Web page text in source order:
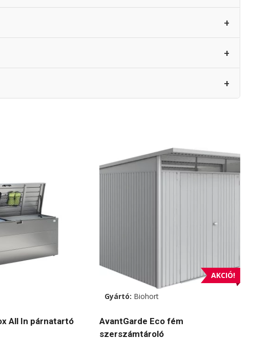
+
+
+
All In párnatartó
AKCIÓ!
Gyártó: Biohort
AvantGarde Eco fém
szerszámtároló